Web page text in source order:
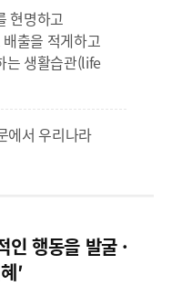
현명하고
출을 적게하고
는 생활습관(life
에서 우리나라
인 행동을 발굴 ·
′